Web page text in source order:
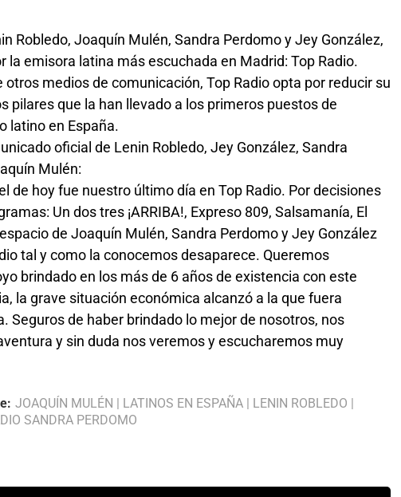
Robledo, Joaquín Mulén, Sandra Perdomo y Jey González,
la emisora latina más escuchada en Madrid: Top Radio.
otros medios de comunicación, Top Radio opta por reducir su
pilares que la han llevado a los primeros puestos de
latino en España.
oficial de Lenin Robledo, Jey González, Sandra
Mulén:
de hoy fue nuestro último día en Top Radio. Por decisiones
Un dos tres ¡ARRIBA!, Expreso 809, Salsamanía, El
de Joaquín Mulén, Sandra Perdomo y Jey González
tal y como la conocemos desaparece. Queremos
brindado en los más de 6 años de existencia con este
la grave situación económica alcanzó a la que fuera
Seguros de haber brindado lo mejor de nosotros, nos
y sin duda nos veremos y escucharemos muy
JOAQUÍN MULÉN | LATINOS EN ESPAÑA | LENIN ROBLEDO |
SANDRA PERDOMO